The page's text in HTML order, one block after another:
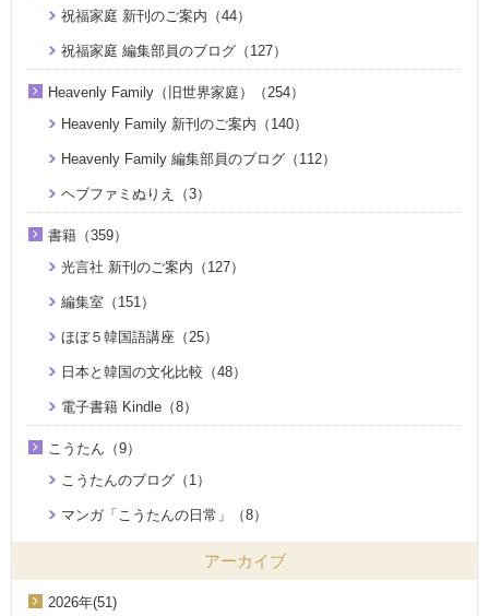
祝福家庭 新刊のご案内（44）
祝福家庭 編集部員のブログ（127）
Heavenly Family（旧世界家庭）（254）
Heavenly Family 新刊のご案内（140）
Heavenly Family 編集部員のブログ（112）
ヘブファミぬりえ（3）
書籍（359）
光言社 新刊のご案内（127）
編集室（151）
ほぼ５韓国語講座（25）
日本と韓国の文化比較（48）
電子書籍 Kindle（8）
こうたん（9）
こうたんのブログ（1）
マンガ「こうたんの日常」（8）
アーカイブ
2026年(51)